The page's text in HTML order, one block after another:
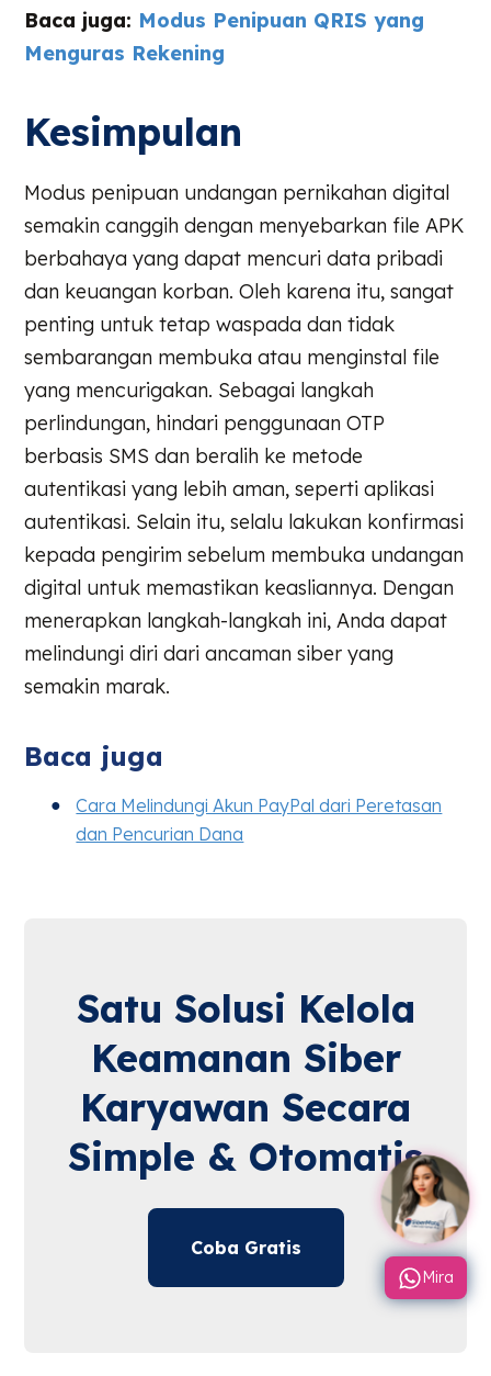
Baca juga: Modus Penipuan QRIS yang
Menguras Rekening
Kesimpulan
Modus penipuan undangan pernikahan digital
semakin canggih dengan menyebarkan file APK
berbahaya yang dapat mencuri data pribadi
dan keuangan korban. Oleh karena itu, sangat
penting untuk tetap waspada dan tidak
sembarangan membuka atau menginstal file
yang mencurigakan. Sebagai langkah
perlindungan, hindari penggunaan OTP
berbasis SMS dan beralih ke metode
autentikasi yang lebih aman, seperti aplikasi
autentikasi. Selain itu, selalu lakukan konfirmasi
kepada pengirim sebelum membuka undangan
digital untuk memastikan keasliannya. Dengan
menerapkan langkah-langkah ini, Anda dapat
melindungi diri dari ancaman siber yang
semakin marak.
Baca juga
Cara Melindungi Akun PayPal dari Peretasan
dan Pencurian Dana
Satu Solusi Kelola
Keamanan Siber
Karyawan Secara
Simple & Otomatis
Coba Gratis
Mira